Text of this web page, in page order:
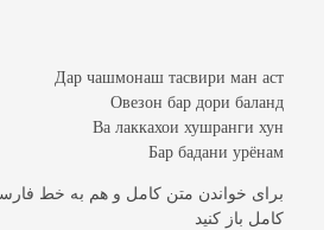
Дар чашмонаш тасвири ман аст
Овезон бар дори баланд
Ва лаккахои хушранги хун
Бар бадани урёнам
برای خواندن متن کامل و هم به خط
کامل باز کنید